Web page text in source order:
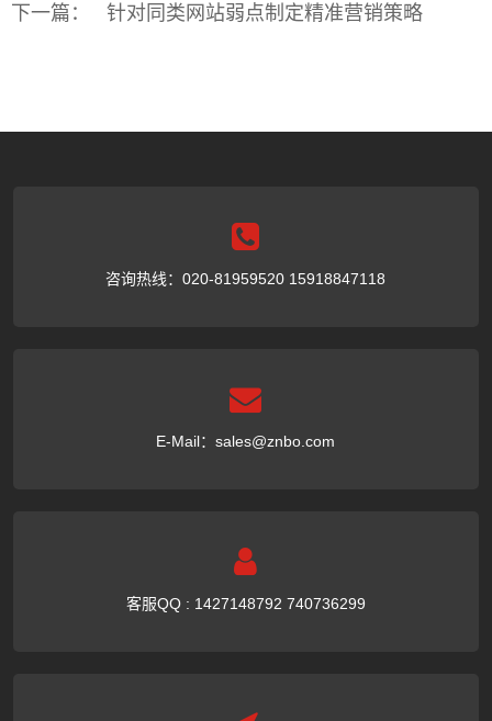
下一篇：
针对同类网站弱点制定精准营销策略
咨询热线：020-81959520 15918847118
E-Mail：sales@znbo.com
客服QQ : 1427148792 740736299